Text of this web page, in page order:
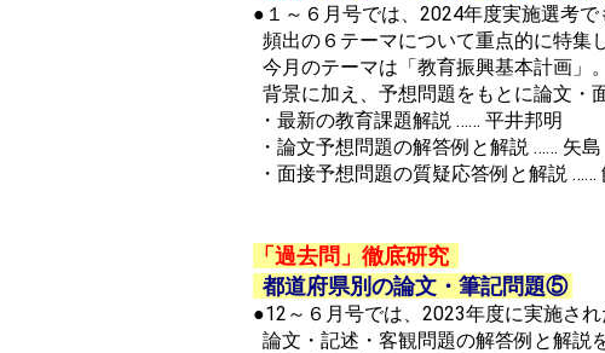
●１～６月号では、2024年度実施選考で
頻出の６テーマについて重点的に特集
今月のテーマは「教育振興基本計画」
背景に加え、予想問題をもとに論文・
・最新の教育課題解説 …… 平井邦明
・論文予想問題の解答例と解説 …… 矢
・面接予想問題の質疑応答例と解説 ……
「過去問」徹底研究
都道府県別の論文・筆記問題⑤
●12～６月号では、2023年度に実施され
論文・記述・客観問題の解答例と解説